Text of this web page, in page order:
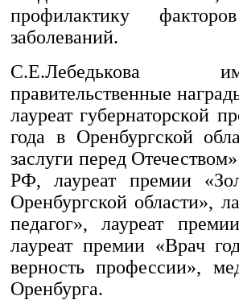
профилактику
заболеваний.
С.Е.Лебедькова
правительственные
лауреат губернаторской
года в Оренбургской
заслуги перед
РФ, лауреат премии
Оренбургской области»,
педагог», лауреат
лауреат премии «Врач
верность профессии»,
Оренбурга.